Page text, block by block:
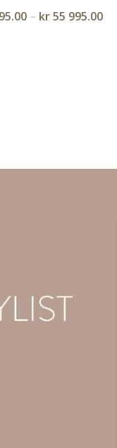
– kr55 995.00